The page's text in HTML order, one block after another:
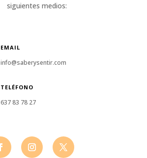
siguientes medios:
EMAIL
info@saberysentir.com
TELÉFONO
637 83 78 27